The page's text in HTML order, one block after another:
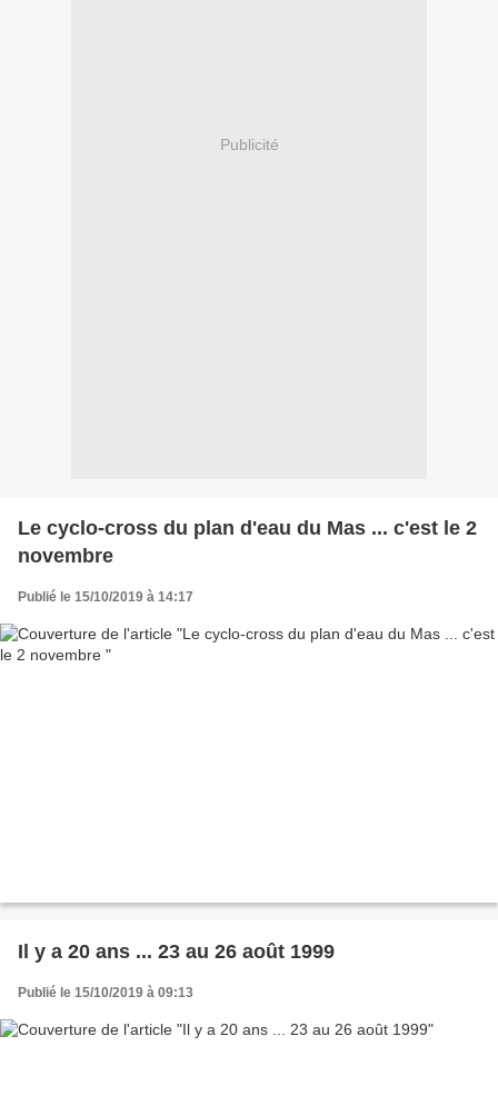
Publicité
Le cyclo-cross du plan d'eau du Mas ... c'est le 2
novembre
Publié le 15/10/2019 à 14:17
Il y a 20 ans ... 23 au 26 août 1999
Publié le 15/10/2019 à 09:13